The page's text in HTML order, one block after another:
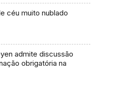
céu muito nublado
admite discussão
obrigatória na